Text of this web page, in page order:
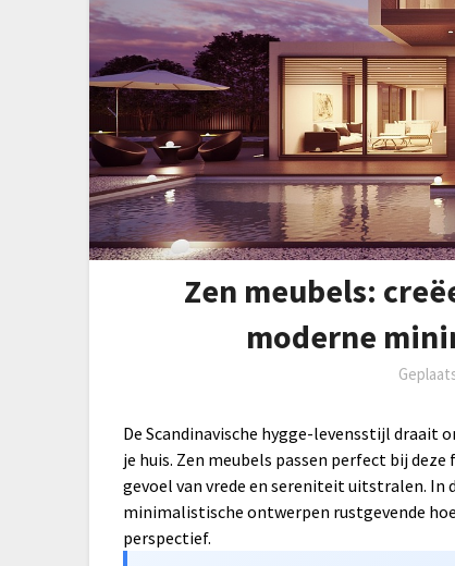
Zen meubels:
moderne
De Scandinavische hygge-levensstijl draait
je huis. Zen meubels passen perfect bij
gevoel van vrede en sereniteit uitstralen.
minimalistische ontwerpen rustgevende
perspectief.